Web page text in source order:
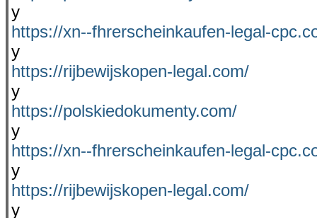
y
https://xn--fhrerscheinkaufen-legal-
y
https://rijbewijskopen-legal.com/
y
https://polskiedokumenty.com/
y
https://xn--fhrerscheinkaufen-legal-
y
https://rijbewijskopen-legal.com/
y